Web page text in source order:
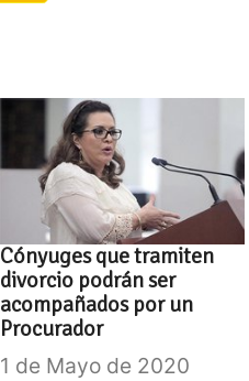
Cónyuges que tramiten
divorcio podrán ser
acompañados por un
Procurador
1 de Mayo de 2020